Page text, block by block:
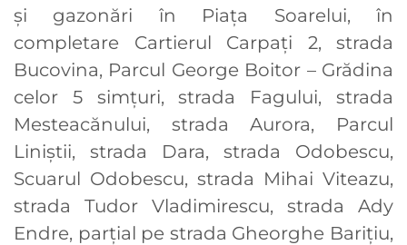
și gazonări în Piața Soarelui, în
completare Cartierul Carpați 2, strada
Bucovina, Parcul George Boitor – Grădina
celor 5 simțuri, strada Fagului, strada
Mesteacănului, strada Aurora, Parcul
Liniștii, strada Dara, strada Odobescu,
Scuarul Odobescu, strada Mihai Viteazu,
strada Tudor Vladimirescu, strada Ady
Endre, parțial pe strada Gheorghe Barițiu,